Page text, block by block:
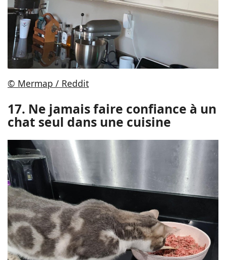
© Mermap / Reddit
17. Ne jamais faire confiance à un
chat seul dans une cuisine